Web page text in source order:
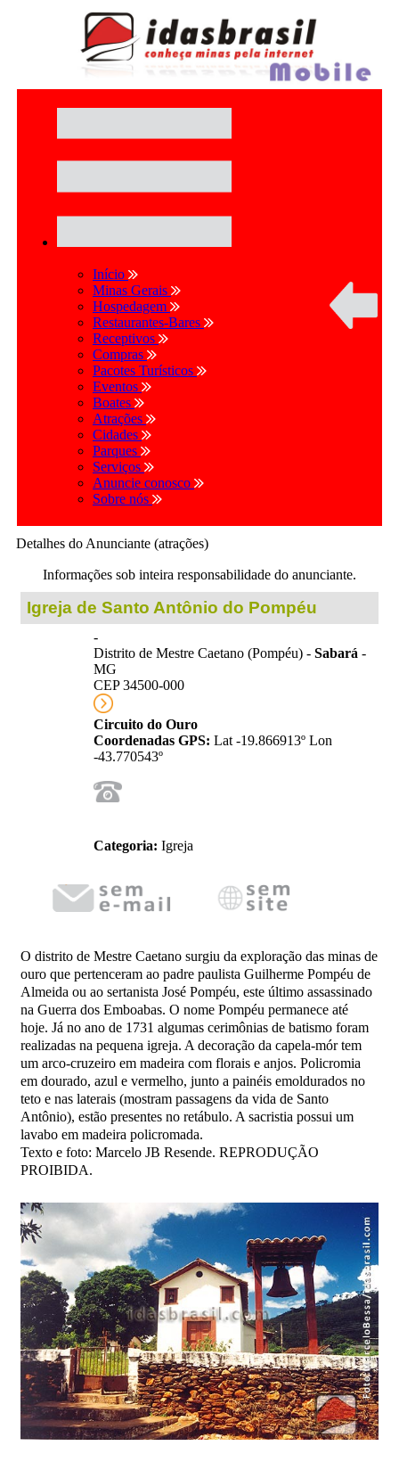
Início
Minas Gerais
Hospedagem
Restaurantes-Bares
Receptivos
Compras
Pacotes Turísticos
Eventos
Boates
Atrações
Cidades
Parques
Serviços
Anuncie conosco
Sobre nós
Detalhes do Anunciante (atrações)
Informações sob inteira responsabilidade do anunciante.
Igreja de Santo Antônio do Pompéu
-
Distrito de Mestre Caetano (Pompéu) - Sabará -
MG
CEP 34500-000
Circuito do Ouro
Coordenadas GPS: Lat -19.866913º Lon
-43.770543º
Categoria: Igreja
O distrito de Mestre Caetano surgiu da exploração das minas de
ouro que pertenceram ao padre paulista Guilherme Pompéu de
Almeida ou ao sertanista José Pompéu, este último assassinado
na Guerra dos Emboabas. O nome Pompéu permanece até
hoje. Já no ano de 1731 algumas cerimônias de batismo foram
realizadas na pequena igreja. A decoração da capela-mór tem
um arco-cruzeiro em madeira com florais e anjos. Policromia
em dourado, azul e vermelho, junto a painéis emoldurados no
teto e nas laterais (mostram passagens da vida de Santo
Antônio), estão presentes no retábulo. A sacristia possui um
lavabo em madeira policromada.
Texto e foto: Marcelo JB Resende. REPRODUÇÃO
PROIBIDA.